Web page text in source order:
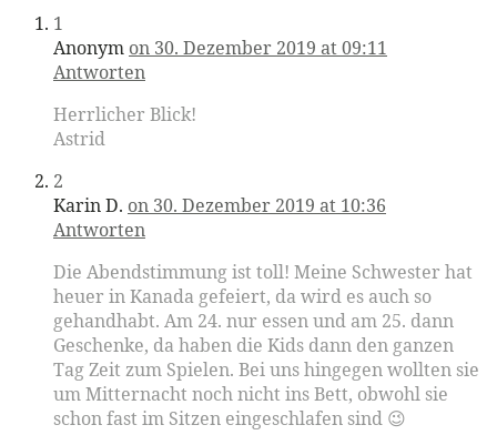
1
Anonym on 30. Dezember 2019 at 09:11
Antworten
Herrlicher Blick!
Astrid
2
Karin D. on 30. Dezember 2019 at 10:36
Antworten
Die Abendstimmung ist toll! Meine Schwester hat
heuer in Kanada gefeiert, da wird es auch so
gehandhabt. Am 24. nur essen und am 25. dann
Geschenke, da haben die Kids dann den ganzen
Tag Zeit zum Spielen. Bei uns hingegen wollten sie
um Mitternacht noch nicht ins Bett, obwohl sie
schon fast im Sitzen eingeschlafen sind 😉